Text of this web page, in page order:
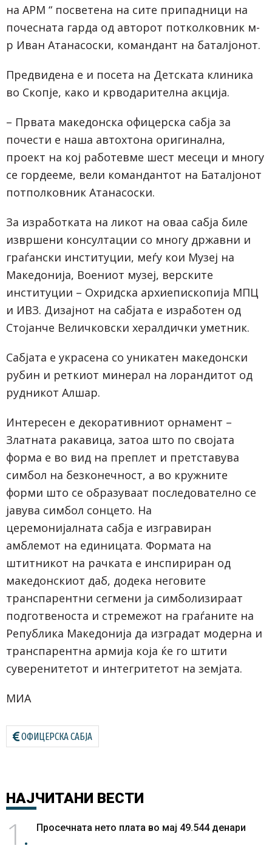
на АРМ “ посветена на сите припадници на
почесната гарда од авторот потколковник м-
р Иван Атанасоски, командант на баталјонот.
Предвидена е и посета на Детската клиника
во Скопје, како и крводарителна акција.
– Првата македонска офицерска сабја за
почести е наша автохтона оригинална,
проект на кој работевме шест месеци и многу
се гордееме, вели командантот на Баталјонот
потполковник Атанасоски.
За изработката на ликот на оваа сабја биле
извршени консултации со многу државни и
граѓански институции, меѓу кои Музеј на
Македонија, Воениот музеј, верските
институции – Охридска архиепископија МПЦ
и ИВЗ. Дизајнот на сабјата е изработен од
Стојанче Величковски хералдички уметник.
Сабјата е украсена со уникатен македонски
рубин и реткиот минерал на лорандитот од
рудникот Алшар.
Интересен е декоративниот орнамент –
Златната ракавица, затоа што по својата
форма е во вид на преплет и претставува
симбол на безконечност, а во кружните
форми што се образуваат последователно се
јавува симбол сонцето. На
церемонијалната сабја е изгравиран
амблемот на единицата. Формата на
штитникот на рачката е инспириран од
македонскиот даб, додека неговите
транспарентни сегмени ја симболизираат
подготвеноста и стремежот на граѓаните на
Република Македонија да изградат модерна и
транспарентна армија која ќе го штити
суверенитетот и интегритетот на земјата.
МИА
ОФИЦЕРСКА САБЈА
НАЈЧИТАНИ ВЕСТИ
1 Просечната нето плата во мај 49.544 денари